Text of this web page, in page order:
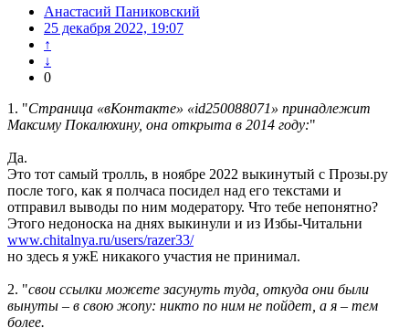
Анастасий Паниковский
25 декабря 2022, 19:07
↑
↓
0
1. "Страница «вКонтакте» «id250088071» принадлежит
Максиму Покалюхину, она открыта в 2014 году:"
Да.
Это тот самый тролль, в ноябре 2022 выкинутый с Прозы.ру
после того, как я полчаса посидел над его текстами и
отправил выводы по ним модератору. Что тебе непонятно?
Этого недоноска на днях выкинули и из Избы-Читальни
www.chitalnya.ru/users/razer33/
но здесь я ужЕ никакого участия не принимал.
2. "свои ссылки можете засунуть туда, откуда они были
вынуты – в свою жопу: никто по ним не пойдет, а я – тем
более.